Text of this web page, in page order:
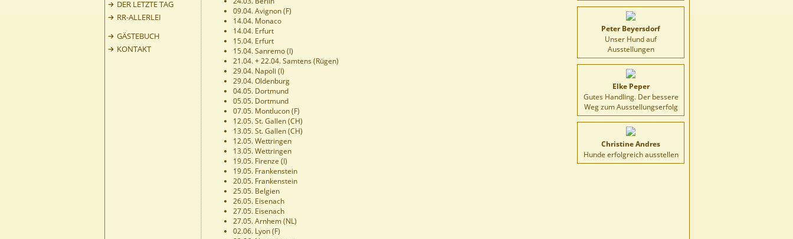
DER LETZTE TAG
RR-ALLERLEI
GÄSTEBUCH
KONTAKT
Peter Beyersdorf
Unser Hund auf
Ausstellungen
Elke Peper
Gutes Handling. Der bessere
Weg zum Ausstellungserfolg
Christine Andres
Hunde erfolgreich ausstellen
09.04. Avignon (F)
14.04. Monaco
14.04. Erfurt
15.04. Erfurt
15.04. Sanremo (I)
21.04. + 22.04. Samtens (Rügen)
29.04. Napoli (I)
29.04. Oldenburg
04.05. Dortmund
05.05. Dortmund
07.05. Montlucon (F)
12.05. St. Gallen (CH)
13.05. St. Gallen (CH)
12.05. Wettringen
13.05. Wettringen
19.05. Firenze (I)
19.05. Frankenstein
20.05. Frankenstein
25.05. Belgien
26.05. Eisenach
27.05. Eisenach
27.05. Arnhem (NL)
02.06. Lyon (F)